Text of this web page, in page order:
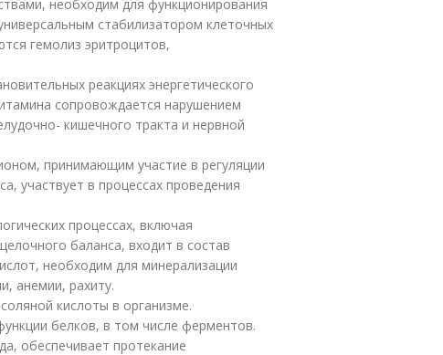
необходим для функционирования
стабилизатором клеточных
гемолиз эритроцитов,
реакциях энергетического
сопровождается нарушением
кишечного тракта и нервной
принимающим участие в регуляции
участвует в процессах проведения
процессах, включая
баланса, входит в состав
необходим для минерализации
анемии, рахиту.
кислоты в организме.
белков, в том числе ферментов.
обеспечивает протекание